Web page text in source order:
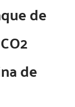
de
de